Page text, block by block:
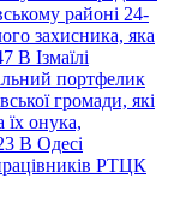
районі 24-
захисника, яка
В Ізмаїлі
портфелик
громади, які
їх онука,
В Одесі
РТЦК